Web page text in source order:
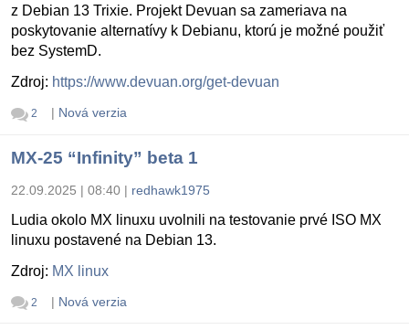
z Debian 13 Trixie. Projekt Devuan sa zameriava na
poskytovanie alternatívy k Debianu, ktorú je možné použiť
bez SystemD.
Zdroj: https://www.devuan.org/get-devuan
2 | Nová verzia
MX-25 “Infinity” beta 1
22.09.2025 | 08:40 | redhawk1975
Ludia okolo MX linuxu uvolnili na testovanie prvé ISO MX
linuxu postavené na Debian 13.
Zdroj: MX linux
2 | Nová verzia